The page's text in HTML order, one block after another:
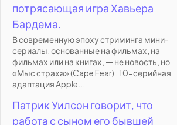
потрясающая игра Хавьера
Бардема.
В современную эпоху стриминга мини-
сериалы, основанные на фильмах, на
фильмах или на книгах, — не новость, но
«Мыс страха» (Cape Fear) , 10-серийная
адаптация Apple...
Патрик Уилсон говорит, что
работа с сыном его бывшей